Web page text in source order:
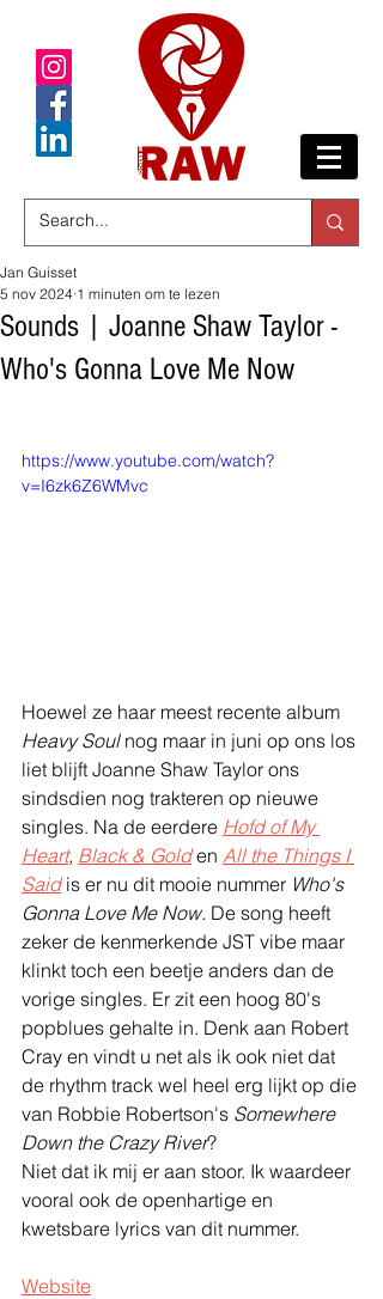
Sounds | Joanne Shaw Taylor -
Who's Gonna Love Me Now
Jan Guisset
5 nov 2024 1 minuten om te lezen
https://www.youtube.com/watch?
v=I6zk6Z6WMvc
Hoewel ze haar meest recente album
Heavy Soul nog maar in juni op ons los
liet blijft Joanne Shaw Taylor ons
sindsdien nog trakteren op nieuwe
singles. Na de eerdere Hofd of My
Heart, Black & Gold en All the Things I
Said is er nu dit mooie nummer Who's
Gonna Love Me Now. De song heeft
zeker de kenmerkende JST vibe maar
klinkt toch een beetje anders dan de
vorige singles. Er zit een hoog 80's
popblues gehalte in. Denk aan Robert
Cray en vindt u net als ik ook niet dat
de rhythm track wel heel erg lijkt op die
van Robbie Robertson's Somewhere
Down the Crazy River?
Niet dat ik mij er aan stoor. Ik waardeer
vooral ook de openhartige en
kwetsbare lyrics van dit nummer.
Website